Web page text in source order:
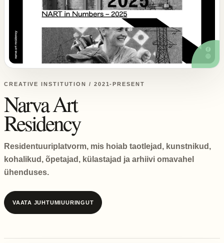
CREATIVE INSTITUTION / 2021-PRESENT
Narva Art
Residency
Residentuuriplatvorm, mis hoiab taotlejad, kunstnikud,
kohalikud, õpetajad, külastajad ja arhiivi omavahel
ühenduses.
VAATA JUHTUMIUURINGUT